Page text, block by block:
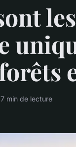
min de lecture